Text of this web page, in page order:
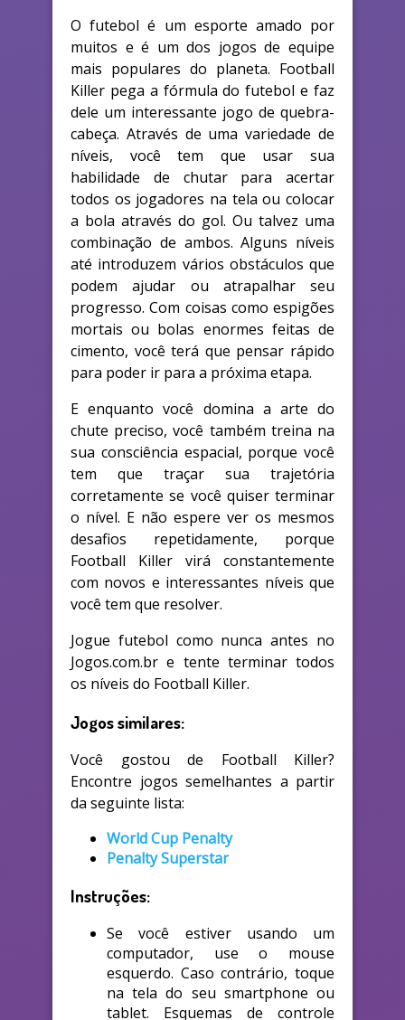
O futebol é um esporte amado por
muitos e é um dos jogos de equipe
mais populares do planeta. Football
Killer pega a fórmula do futebol e faz
dele um interessante jogo de quebra-
cabeça. Através de uma variedade de
níveis, você tem que usar sua
habilidade de chutar para acertar
todos os jogadores na tela ou colocar
a bola através do gol. Ou talvez uma
combinação de ambos. Alguns níveis
até introduzem vários obstáculos que
podem ajudar ou atrapalhar seu
progresso. Com coisas como espigões
mortais ou bolas enormes feitas de
cimento, você terá que pensar rápido
para poder ir para a próxima etapa.
E enquanto você domina a arte do
chute preciso, você também treina na
sua consciência espacial, porque você
tem que traçar sua trajetória
corretamente se você quiser terminar
o nível. E não espere ver os mesmos
desafios repetidamente, porque
Football Killer virá constantemente
com novos e interessantes níveis que
você tem que resolver.
Jogue futebol como nunca antes no
Jogos.com.br e tente terminar todos
os níveis do Football Killer.
Jogos similares:
Você gostou de Football Killer?
Encontre jogos semelhantes a partir
da seguinte lista:
World Cup Penalty
Penalty Superstar
Instruções:
Se você estiver usando um
computador, use o mouse
esquerdo. Caso contrário, toque
na tela do seu smartphone ou
tablet. Esquemas de controle